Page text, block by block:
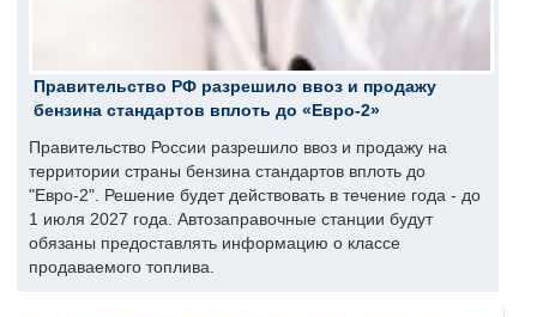
Правительство РФ разрешило ввоз и продажу
бензина стандартов вплоть до «Евро-2»
Правительство России разрешило ввоз и продажу на
территории страны бензина стандартов вплоть до
"Евро-2". Решение будет действовать в течение года - до
1 июля 2027 года. Автозаправочные станции будут
обязаны предоставлять информацию о классе
продаваемого топлива.